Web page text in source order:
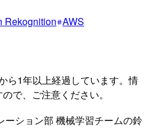
Rekognition AWS
ら1年以上経過しています。情
で、ご注意ください。
ーション部 機械学習チームの鈴